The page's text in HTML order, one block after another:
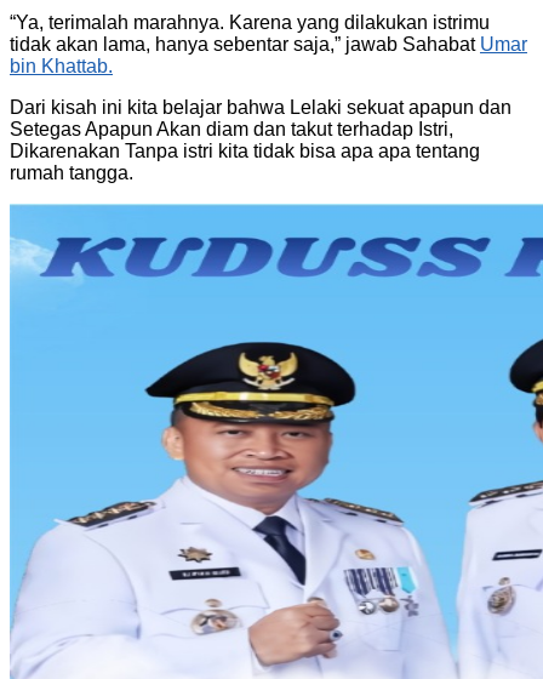
“Ya, terimalah marahnya. Karena yang dilakukan istrimu
tidak akan lama, hanya sebentar saja,” jawab Sahabat Umar
bin Khattab.
Dari kisah ini kita belajar bahwa Lelaki sekuat apapun dan
Setegas Apapun Akan diam dan takut terhadap Istri,
Dikarenakan Tanpa istri kita tidak bisa apa apa tentang
rumah tangga.